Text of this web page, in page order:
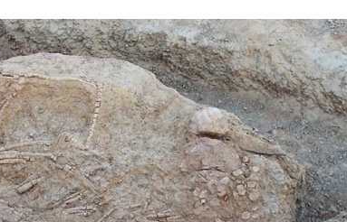
en México – Descuentos Masivos en Mercado
te lleva a lugares paranormales con
Artificial deepfake de Samsung fabrica un clip de